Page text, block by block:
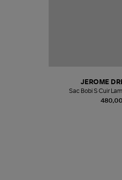
JEROME
Sac Bobi S Cuir